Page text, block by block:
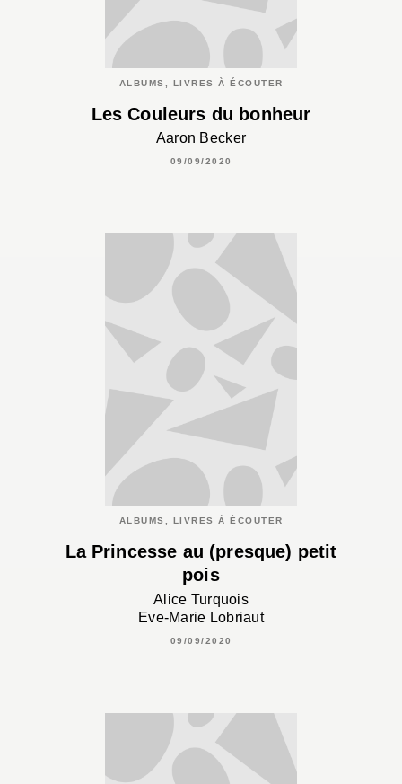
ALBUMS, LIVRES À ÉCOUTER
Les Couleurs du bonheur
Aaron Becker
09/09/2020
ALBUMS, LIVRES À ÉCOUTER
La Princesse au (presque) petit
pois
Alice Turquois
Eve-Marie Lobriaut
09/09/2020